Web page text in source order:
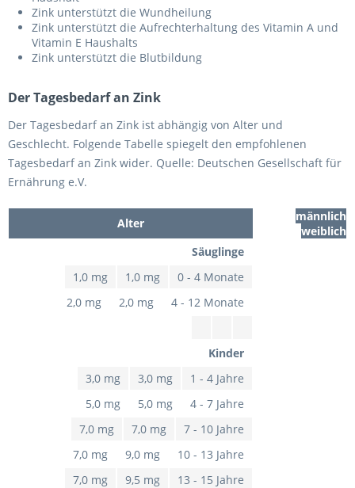
Zink unterstützt die Wundheilung
Zink unterstützt die Aufrechterhaltung des Vitamin A und
Vitamin E Haushalts
Zink unterstützt die Blutbildung
Der Tagesbedarf an Zink
Der Tagesbedarf an Zink ist abhängig von Alter und
Geschlecht. Folgende Tabelle spiegelt den empfohlenen
Tagesbedarf an Zink wider. Quelle: Deutschen Gesellschaft für
Ernährung e.V.
Alter
männlich
weiblich
Säuglinge
0 - 4 Monate
1,0 mg
1,0 mg
4 - 12 Monate
2,0 mg
2,0 mg
Kinder
1 - 4 Jahre
3,0 mg
3,0 mg
4 - 7 Jahre
5,0 mg
5,0 mg
7 - 10 Jahre
7,0 mg
7,0 mg
10 - 13 Jahre
9,0 mg
7,0 mg
13 - 15 Jahre
9,5 mg
7,0 mg